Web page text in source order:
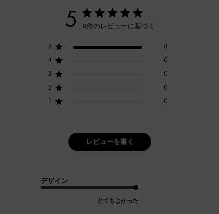
5 8件のレビューに基づく
5
8
4
0
3
0
2
0
1
0
レビューを書く
デザイン
とてもよかった